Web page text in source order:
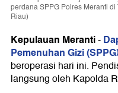
perdana SPPG Polres Meranti
Riau)
Kepulauan Meranti-
Pemenuhan Gizi
beroperasi hari ini.
langsung oleh Kapolda